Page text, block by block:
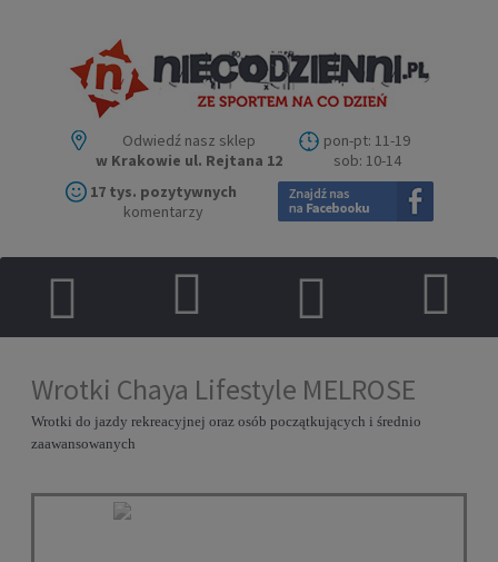
Odwiedź nasz sklep
w Krakowie ul. Rejtana 12
pon-pt: 11-19
sob: 10-14
17 tys. pozytywnych
komentarzy
Wrotki Chaya Lifestyle MELROSE
Wrotki do jazdy rekreacyjnej oraz osób początkujących i średnio
zaawansowanych